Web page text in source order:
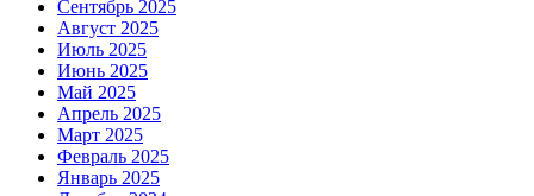
Сентябрь 2025
Август 2025
Июль 2025
Июнь 2025
Май 2025
Апрель 2025
Март 2025
Февраль 2025
Январь 2025